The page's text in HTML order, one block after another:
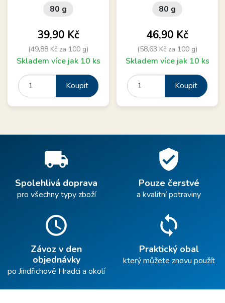
80 g
Cena
39,90 Kč
(49,88 Kč za 100 g)
Skladem více jak 10 ks
Koupit
80 g
Cena
46,90 Kč
(58,63 Kč za 100 g)
Skladem více jak 10 ks
Koupit
local_shipping
Spolehlivá doprava
pro všechny typy zboží
verified_user
Pouze čerstvé
a kvalitní potraviny
schedule
Závoz v den
objednávky
po Jindřichově Hradci a okolí
sync
Praktický obal
který můžete znovu použít